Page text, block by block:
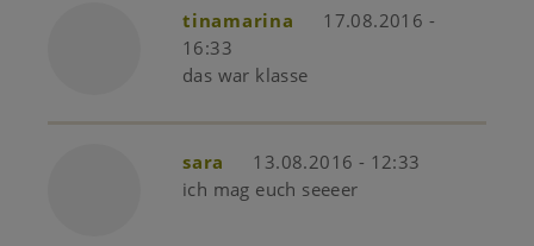
tinamarina
17.08.2016 -
16:33
das war klasse
sara
13.08.2016 - 12:33
ich mag euch seeeer